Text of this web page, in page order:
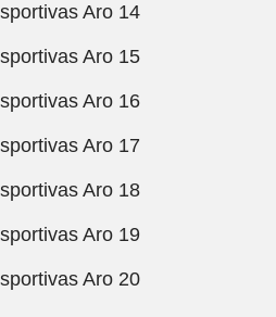
Aro 14
Aro 15
Aro 16
Aro 17
Aro 18
Aro 19
Aro 20